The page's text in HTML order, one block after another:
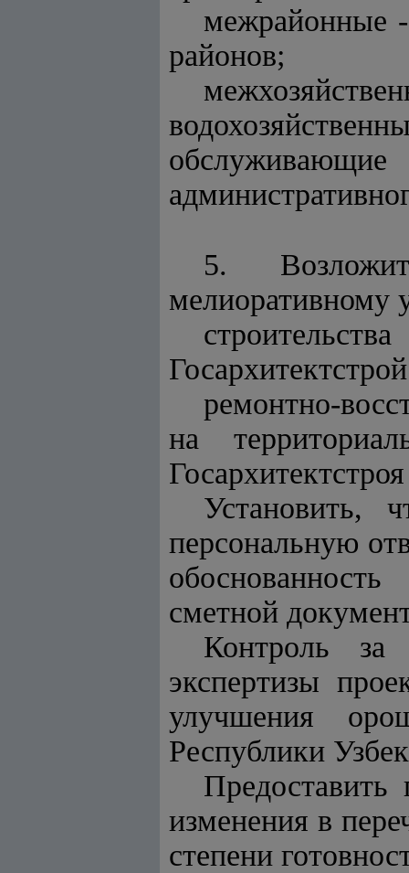
межрайонные
районов;
5.
мелиоративному
ремонтно-
на
Установить,
персональную
сметной
Контроль за
экспертизы
улучшения
Республики
изменения в
степени